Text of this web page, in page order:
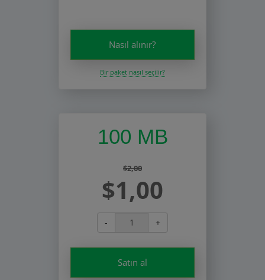
Nasıl alınır?
Bir paket nasıl seçilir?
100 MB
$2,00
$1,00
- +
Satın al